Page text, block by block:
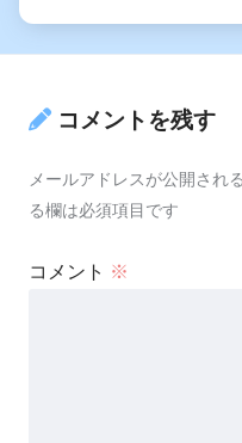
コメントを残す
メールアドレスが公開され
る欄は必須項目です
コメント ※